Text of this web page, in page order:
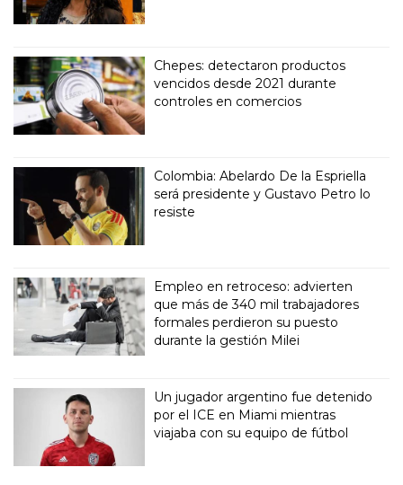
Chepes: detectaron productos
vencidos desde 2021 durante
controles en comercios
Colombia: Abelardo De la Espriella
será presidente y Gustavo Petro lo
resiste
Empleo en retroceso: advierten
que más de 340 mil trabajadores
formales perdieron su puesto
durante la gestión Milei
Un jugador argentino fue detenido
por el ICE en Miami mientras
viajaba con su equipo de fútbol